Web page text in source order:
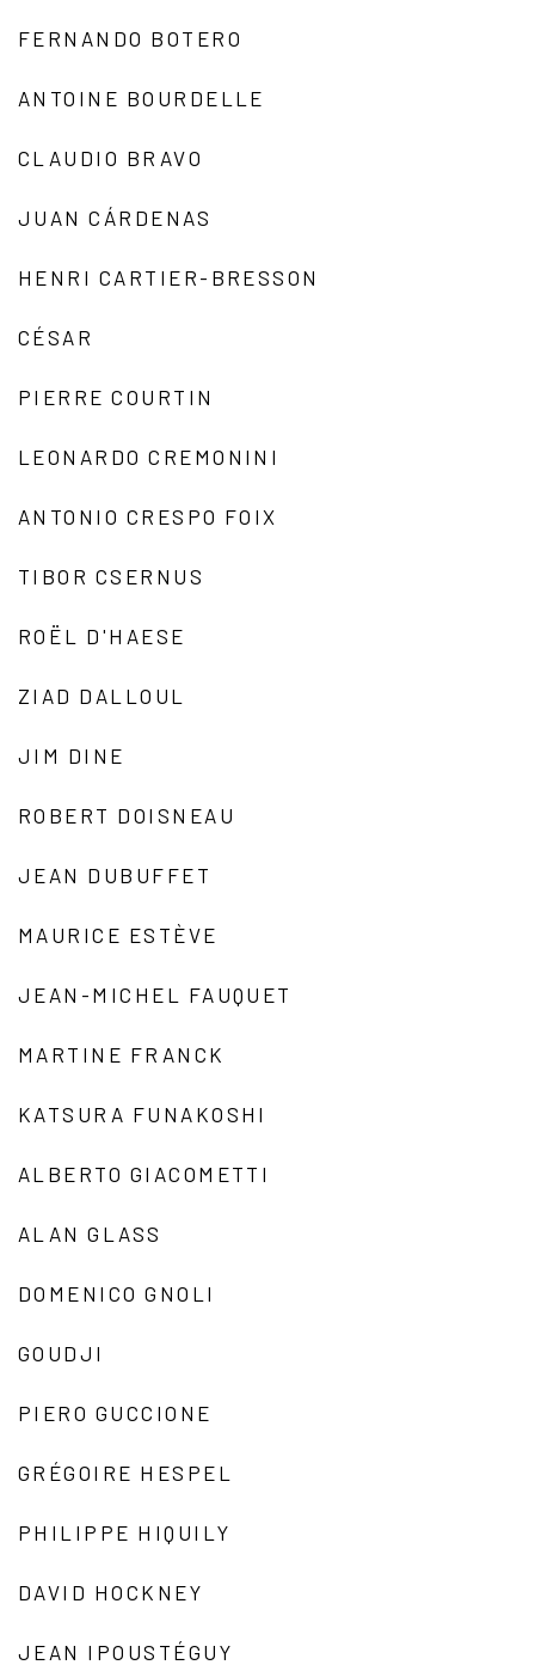
FERNANDO BOTERO
ANTOINE BOURDELLE
CLAUDIO BRAVO
JUAN CÁRDENAS
HENRI CARTIER-BRESSON
CÉSAR
PIERRE COURTIN
LEONARDO CREMONINI
ANTONIO CRESPO FOIX
TIBOR CSERNUS
ROËL D'HAESE
ZIAD DALLOUL
JIM DINE
ROBERT DOISNEAU
JEAN DUBUFFET
MAURICE ESTÈVE
JEAN-MICHEL FAUQUET
MARTINE FRANCK
KATSURA FUNAKOSHI
ALBERTO GIACOMETTI
ALAN GLASS
DOMENICO GNOLI
GOUDJI
PIERO GUCCIONE
GRÉGOIRE HESPEL
PHILIPPE HIQUILY
DAVID HOCKNEY
JEAN IPOUSTÉGUY